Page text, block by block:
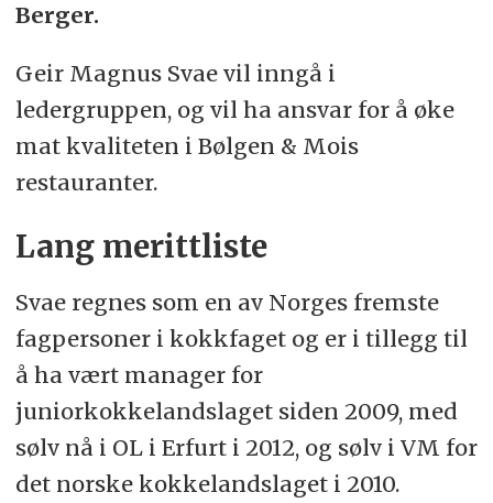
Berger.
Geir Magnus Svae vil inngå i
ledergruppen, og vil ha ansvar for å øke
mat kvaliteten i Bølgen & Mois
restauranter.
Lang merittliste
Svae regnes som en av Norges fremste
fagpersoner i kokkfaget og er i tillegg til
å ha vært manager for
juniorkokkelandslaget siden 2009, med
sølv nå i OL i Erfurt i 2012, og sølv i VM for
det norske kokkelandslaget i 2010.